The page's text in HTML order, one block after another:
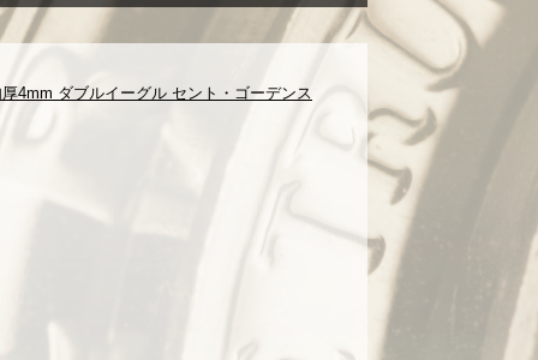
4mm ダブルイーグル セント・ゴーデンス